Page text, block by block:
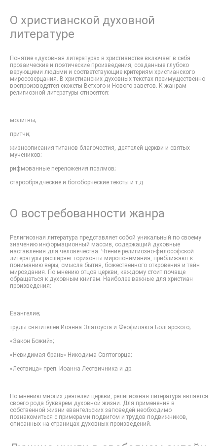
О христианской духовной
литературе
Понятие «духовная литература» в христианстве включает в себя
прозаические и поэтические произведения, созданные глубоко
верующими людьми и соответствующие критериям христианского
миросозерцания. В христианских духовных текстах преимущественно
воспроизводятся сюжеты Ветхого и Нового заветов. К жанрам
религиозной литературы относятся:
молитвы;
притчи;
жизнеописания титанов благочестия, деятелей церкви и святых
мучеников;
рифмованные переложения псалмов;
старообрядческие и богоборческие тексты и т.д.
О востребованности жанра
Религиозная литература представляет собой уникальный по своему
значению информационный массив, содержащий духовные
наставления для человечества. Чтение религиозно-философской
литературы расширяет горизонты миропонимания, приближают к
пониманию веры, смысла бытия, божественного откровения и тайн
мироздания. По мнению отцов церкви, каждому стоит почаще
обращаться к духовным книгам. Наиболее важные для христиан
произведения:
Евангелие;
труды святителей Иоанна Златоуста и Феофилакта Болгарского;
«Закон Божий»;
«Невидимая брань» Никодима Святогорца;
«Лествица» преп. Иоанна Лествичника и др.
По мнению многих деятелей церкви, религиозная литература является
своего рода букварем духовной жизни. Для применения в
собственной жизни евангельских заповедей необходимо
познакомиться с примерами подвигом и трудов подвижников,
описанных на страницах духовных произведений.